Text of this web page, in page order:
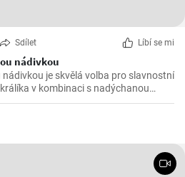
Sdílet Líbí se mi
nádivkou
je skvělá volba pro slavnostní
v kombinaci s nadýchanou
lahodnou harmonii chutí.